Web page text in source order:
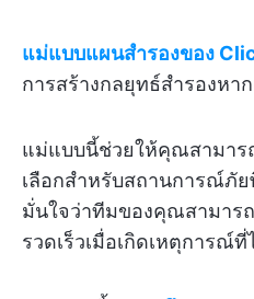
แม่แบบแผนสำรองของ
การสร้างกลยุทธ์สำรองห
แม่แบบนี้ช่วยให้คุณสามาร
เลือกสำหรับสถานการณ์ภั
มั่นใจว่าทีมของคุณสามาร
รวดเร็วเมื่อเกิดเหตุการณ์